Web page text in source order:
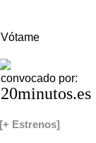
Vótame
convocado por:
20minutos.es
[+ Estrenos]